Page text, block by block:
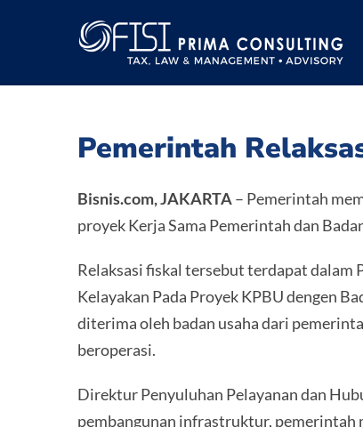
Pemerintah
Bisnis.com, JAKARTA– Pemerintah
proyek Kerja Sama Pemerintah dan
Relaksasi fiskal tersebut terdapat dalam
Kelayakan Pada Proyek KPBU dengen
diterima oleh badan usaha dari
beroperasi.
Direktur Penyuluhan Pelayanan dan
pembangunan infrastruktur, pemerintah